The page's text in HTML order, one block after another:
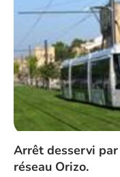
Arrêt desservi
réseau Orizo.